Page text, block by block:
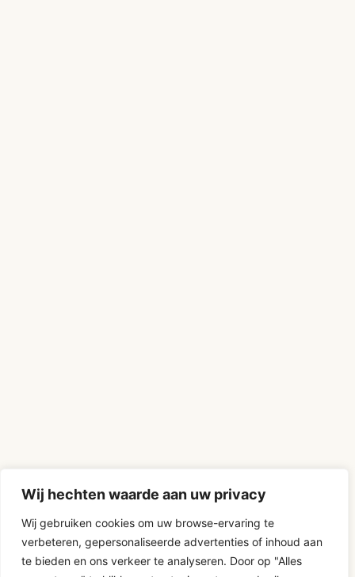
Wij hechten waarde aan uw privacy
Wij gebruiken cookies om uw browse-ervaring te
verbeteren, gepersonaliseerde advertenties of inhoud aan
te bieden en ons verkeer te analyseren. Door op "Alles